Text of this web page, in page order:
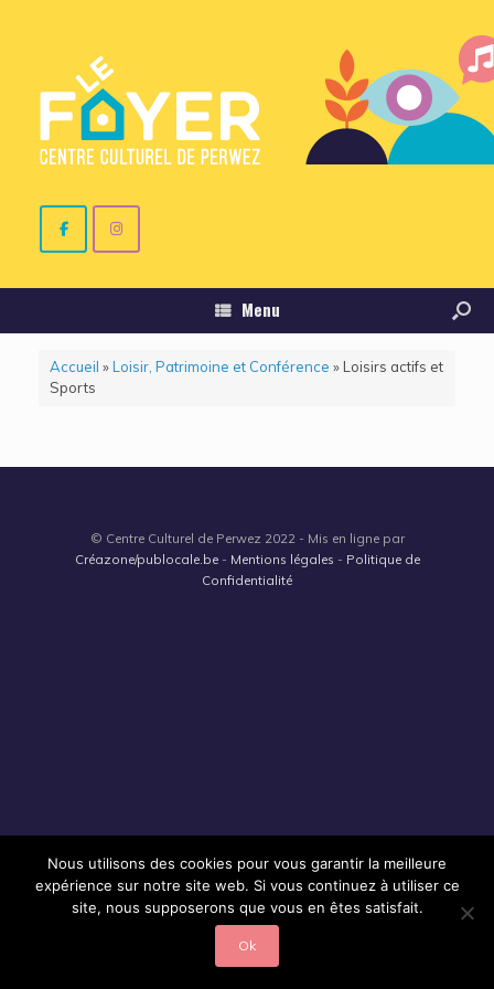
Menu
Accueil »Loisir, Patrimoine et Conférence » Loisirs actifs et
Sports
© Centre Culturel de Perwez 2022 - Mis en ligne par
Créazone/publocale.be- Mentions légales - Politique de
Confidentialité
Nous utilisons des cookies pour vous garantir la meilleure
expérience sur notre site web. Si vous continuez à utiliser ce
site, nous supposerons que vous en êtes satisfait.
Ok